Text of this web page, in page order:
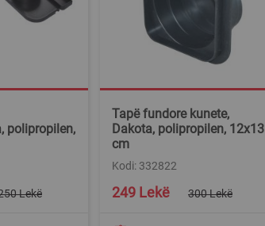
polipropilen,
Lekë
Tapë fundore kunete,
Dakota, polipropilen, 12x13
cm
Kodi: 332822
Special
Price
249 Lekë 300 Lekë